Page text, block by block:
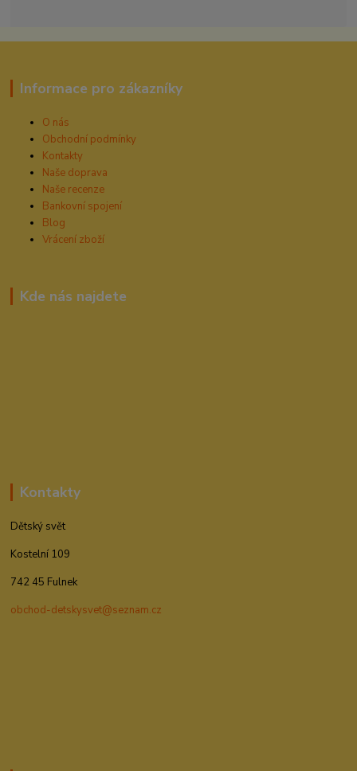
Informace pro zákazníky
O nás
Obchodní podmínky
Kontakty
Naše doprava
Naše recenze
Bankovní spojení
Blog
Vrácení zboží
Kde nás najdete
Kontakty
Dětský svět
Kostelní 109
742 45 Fulnek
obchod-detskysvet@seznam.cz